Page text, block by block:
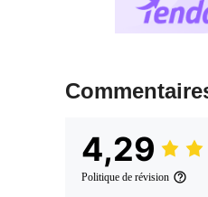
4,29
Politique de révision